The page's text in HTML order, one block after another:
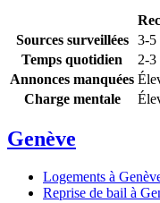
Sources surveillées
3-5
Temps quotidien
2-3
Annonces manquées
Charge mentale
Genève
Logements à
Reprise de bail à